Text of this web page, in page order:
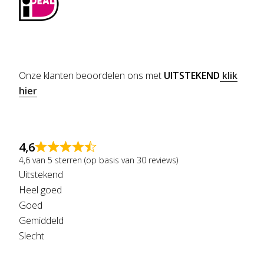
Onze klanten beoordelen ons met UITSTEKEND klik
hier
4,6
4,6 van 5 sterren (op basis van 30 reviews)
Uitstekend
Heel goed
Goed
Gemiddeld
Slecht